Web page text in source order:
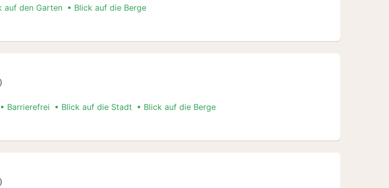
auf den Garten Blick auf die Berge
Barrierefrei Blick auf die Stadt Blick auf die Berge